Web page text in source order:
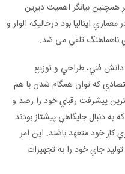
بيانگر اهميت ديرين
ايتاليا بود درحاليکه الوار و
ناهماهنگ تلقي مي شد.
فني، طراحي و توزيع
که توان همگام شدن با هم
پيشرفت رقباي خود را رصد و
به دنبال جايگاهي پيشتاز بودند
کار خود متعهد باشند. اين امر
جاي خود را به تجهيزات